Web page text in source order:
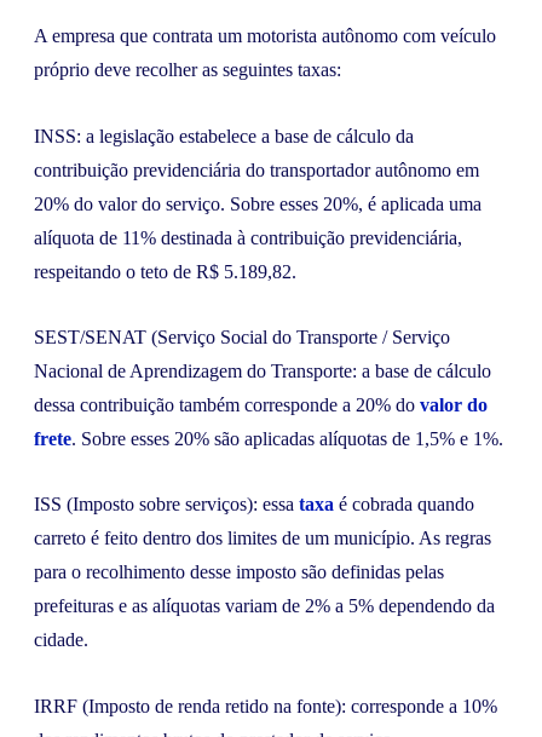
A empresa que contrata um motorista autônomo com veículo
próprio deve recolher as seguintes taxas:
INSS: a legislação estabelece a base de cálculo da
contribuição previdenciária do transportador autônomo em
20% do valor do serviço. Sobre esses 20%, é aplicada uma
alíquota de 11% destinada à contribuição previdenciária,
respeitando o teto de R$ 5.189,82.
SEST/SENAT (Serviço Social do Transporte / Serviço
Nacional de Aprendizagem do Transporte: a base de cálculo
dessa contribuição também corresponde a 20% do valor do
frete. Sobre esses 20% são aplicadas alíquotas de 1,5% e 1%.
ISS (Imposto sobre serviços): essa taxa é cobrada quando
carreto é feito dentro dos limites de um município. As regras
para o recolhimento desse imposto são definidas pelas
prefeituras e as alíquotas variam de 2% a 5% dependendo da
cidade.
IRRF (Imposto de renda retido na fonte): corresponde a 10%